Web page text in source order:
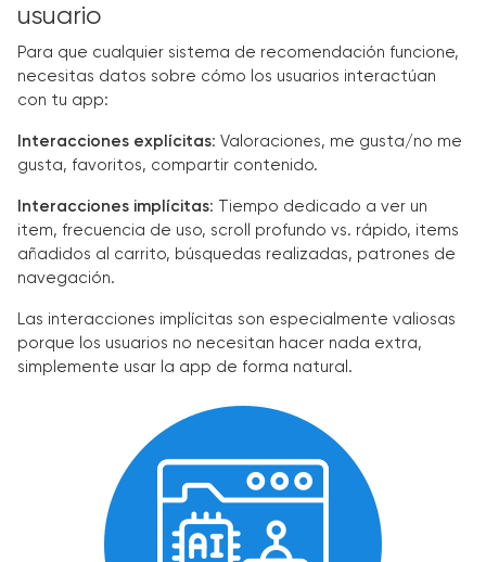
usuario
Para que cualquier sistema de recomendación funcione,
necesitas datos sobre cómo los usuarios interactúan
con tu app:
Interacciones explícitas: Valoraciones, me gusta/no me
gusta, favoritos, compartir contenido.
Interacciones implícitas: Tiempo dedicado a ver un
item, frecuencia de uso, scroll profundo vs. rápido, items
añadidos al carrito, búsquedas realizadas, patrones de
navegación.
Las interacciones implícitas son especialmente valiosas
porque los usuarios no necesitan hacer nada extra,
simplemente usar la app de forma natural.